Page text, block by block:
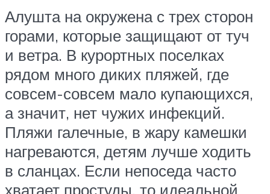
Алушта на окружена с трех сторон
горами, которые защищают от туч
и ветра. В курортных поселках
рядом много диких пляжей, где
совсем-совсем мало купающихся,
а значит, нет чужих инфекций.
Пляжи галечные, в жару камешки
нагреваются, детям лучше ходить
в сланцах. Если непоседа часто
хватает простуды, то идеальной